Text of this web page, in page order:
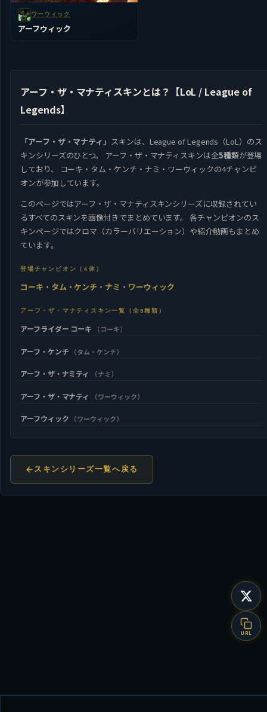
URL
ワーウィック
アーフウィック
アーフ・ザ・マナティスキンとは？【LoL / League of
Legends】
「アーフ・ザ・マナティ」 スキンは、League of Legends（LoL）のス
キンシリーズのひとつ。 アーフ・ザ・マナティスキンは全5種類が登場
しており、 コーキ・タム・ケンチ・ナミ・ワーウィックの4チャンピ
オンが参加しています。
このページではアーフ・ザ・マナティスキンシリーズに収録されてい
るすべてのスキンを画像付きでまとめています。 各チャンピオンのス
キンページではクロマ（カラーバリエーション）や紹介動画もまとめ
ています。
登場チャンピオン（4体）
コーキ ・ タム・ケンチ ・ ナミ ・ ワーウィック
アーフ・ザ・マナティスキン一覧（全5種類）
アーフライダー コーキ （コーキ）
アーフ・ケンチ （タム・ケンチ）
アーフ・ザ・ナミティ （ナミ）
アーフ・ザ・マナティ （ワーウィック）
アーフウィック （ワーウィック）
スキンシリーズ一覧へ戻る